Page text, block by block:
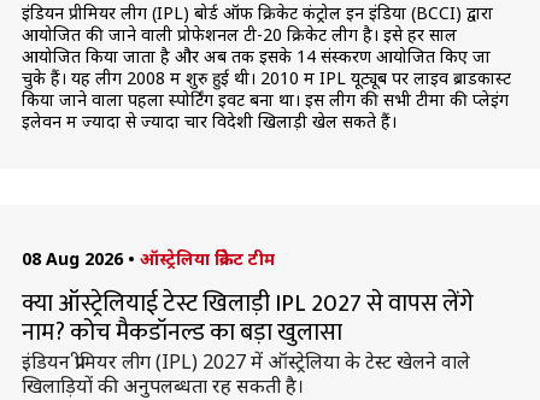
इंडियन प्रीमियर लीग (IPL) बोर्ड ऑफ क्रिकेट कंट्रोल इन इंडिया (BCCI) द्वारा
आयोजित की जाने वाली प्रोफेशनल टी-20 क्रिकेट लीग है। इसे हर साल
आयोजित किया जाता है और अब तक इसके 14 संस्करण आयोजित किए जा
चुके हैं। यह लीग 2008 में शुरु हुई थी। 2010 में IPL यूट्यूब पर लाइव ब्राडकास्ट
किया जाने वाला पहला स्पोर्टिंग इवेंट बना था। इस लीग की सभी टीमों की प्लेइंग
इलेवन में ज्यादा से ज्यादा चार विदेशी खिलाड़ी खेल सकते हैं।
08 Aug 2026 • ऑस्ट्रेलिया क्रिकेट टीम
क्या ऑस्ट्रेलियाई टेस्ट खिलाड़ी IPL 2027 से वापस लेंगे
नाम? कोच मैकडॉनल्ड का बड़ा खुलासा
इंडियन प्रीमियर लीग (IPL) 2027 में ऑस्ट्रेलिया के टेस्ट खेलने वाले
खिलाड़ियों की अनुपलब्धता रह सकती है।